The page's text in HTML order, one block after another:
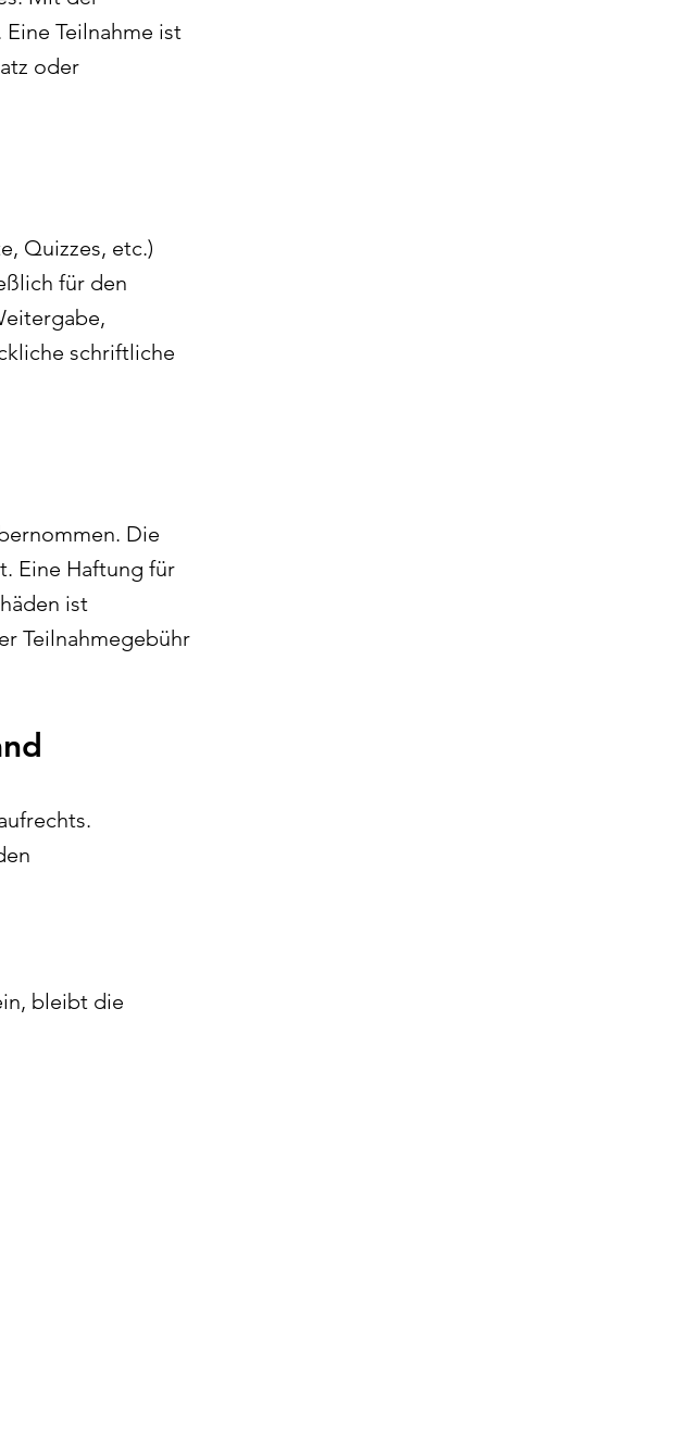
Teilnahme ist
oder
Quizzes, etc.)
für den
schriftliche
Die
Eine Haftung für
ist
Teilnahmegebühr
bleibt die